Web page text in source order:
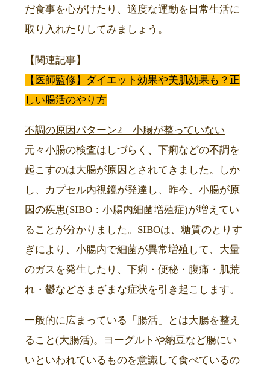
だ食事を心がけたり、適度な運動を日常生活に
取り入れたりしてみましょう。
【関連記事】
【医師監修】ダイエット効果や美肌効果も？正
しい腸活のやり方
不調の原因パターン2 小腸が整っていない
元々小腸の検査はしづらく、下痢などの不調を
起こすのは大腸が原因とされてきました。しか
し、カプセル内視鏡が発達し、昨今、小腸が原
因の疾患(SIBO：小腸内細菌増殖症)が増えてい
ることが分かりました。SIBOは、糖質のとりす
ぎにより、小腸内で細菌が異常増殖して、大量
のガスを発生したり、下痢・便秘・腹痛・肌荒
れ・鬱などさまざまな症状を引き起こします。
一般的に広まっている「腸活」とは大腸を整え
ること(大腸活)。ヨーグルトや納豆など腸にい
いといわれているものを意識して食べているの